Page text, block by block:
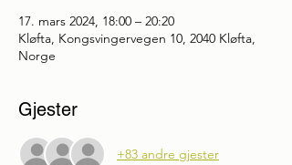
17. mars 2024, 18:00 – 20:20
Kløfta, Kongsvingervegen 10, 2040 Kløfta,
Norge
Gjester
+83 andre gjester